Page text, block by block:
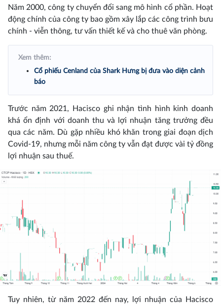
Năm 2000, công ty chuyển đổi sang mô hình cổ phần. Hoạt
động chính của công ty bao gồm xây lắp các công trình bưu
chính - viễn thông, tư vấn thiết kế và cho thuê văn phòng.
Xem thêm:
Cổ phiếu Cenland của Shark Hưng bị đưa vào diện cảnh
báo
Trước năm 2021, Hacisco ghi nhận tình hình kinh doanh
khá ổn định với doanh thu và lợi nhuận tăng trưởng đều
qua các năm. Dù gặp nhiều khó khăn trong giai đoạn dịch
Covid-19, nhưng mỗi năm công ty vẫn đạt được vài tỷ đồng
lợi nhuận sau thuế.
Tuy nhiên, từ năm 2022 đến nay, lợi nhuận của Hacisco